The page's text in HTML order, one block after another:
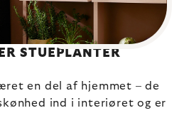
STUEPLANTER
en del af hjemmet – de
ind i interiøret og er